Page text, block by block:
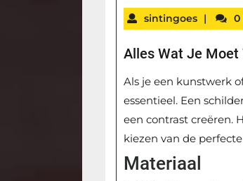
sintingoes | 0
Alles Wat Je
Als je een kunstwerk
essentieel. Een
een contrast creëren.
kiezen van de
Materiaal